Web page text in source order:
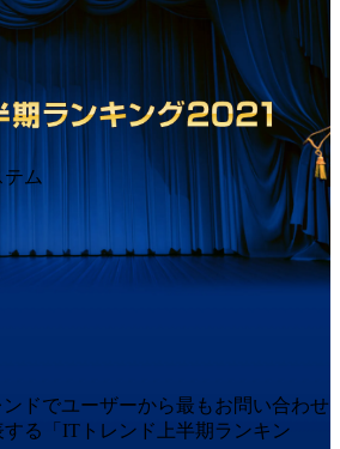
ム
ンドでユーザーから最もお問い合わせ
する「ITトレンド 上半期 ランキン